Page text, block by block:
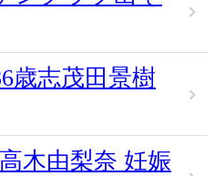
歳志茂田景樹
木由梨奈 妊娠